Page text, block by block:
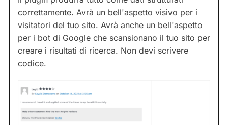
correttamente. Avrà un bell'aspetto visivo per i
visitatori del tuo sito. Avrà anche un bell'aspetto
per i bot di Google che scansionano il tuo sito per
creare i risultati di ricerca. Non devi scrivere
codice.